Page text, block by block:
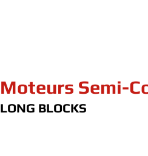
Moteurs Semi-
LONG BLOCKS